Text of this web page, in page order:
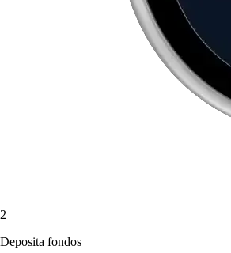
2
Deposita fondos